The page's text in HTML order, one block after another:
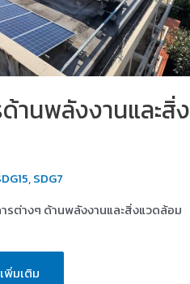
านพลังงานและสิ่ง
,SDG7
รต่างๆ ด้านพลังงานและสิ่งแวดล้อม
พิ่มเติม